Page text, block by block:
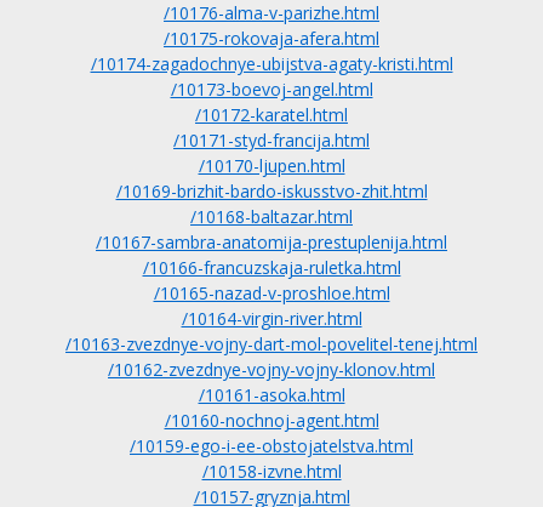
/10176-alma-v-parizhe.html
/10175-rokovaja-afera.html
/10174-zagadochnye-ubijstva-agaty-kristi.html
/10173-boevoj-angel.html
/10172-karatel.html
/10171-styd-francija.html
/10170-ljupen.html
/10169-brizhit-bardo-iskusstvo-zhit.html
/10168-baltazar.html
/10167-sambra-anatomija-prestuplenija.html
/10166-francuzskaja-ruletka.html
/10165-nazad-v-proshloe.html
/10164-virgin-river.html
/10163-zvezdnye-vojny-dart-mol-povelitel-tenej.html
/10162-zvezdnye-vojny-vojny-klonov.html
/10161-asoka.html
/10160-nochnoj-agent.html
/10159-ego-i-ee-obstojatelstva.html
/10158-izvne.html
/10157-gryznja.html